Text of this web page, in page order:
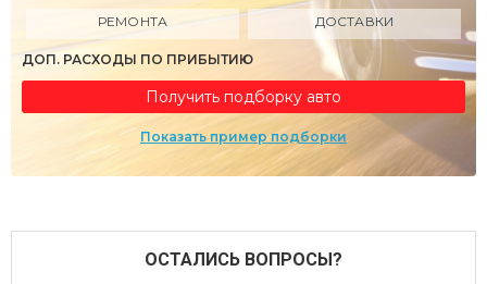
РЕМОНТА ДОСТАВКИ
ДОП. РАСХОДЫ ПО ПРИБЫТИЮ
Получить подборку авто
Показать пример подборки
ОСТАЛИСЬ ВОПРОСЫ?